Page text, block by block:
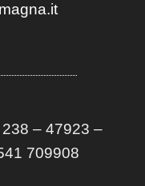
– 47923 –
709908